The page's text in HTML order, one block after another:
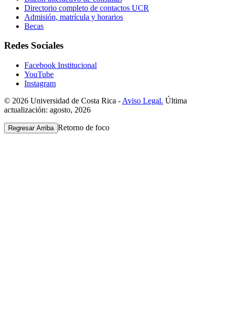
Directorio completo de contactos UCR
Admisión, matrícula y horarios
Becas
Redes Sociales
Facebook Institucional
YouTube
Instagram
© 2026 Universidad de Costa Rica - Aviso Legal. Última
actualización: agosto, 2026
Regresar Arriba Retorno de foco